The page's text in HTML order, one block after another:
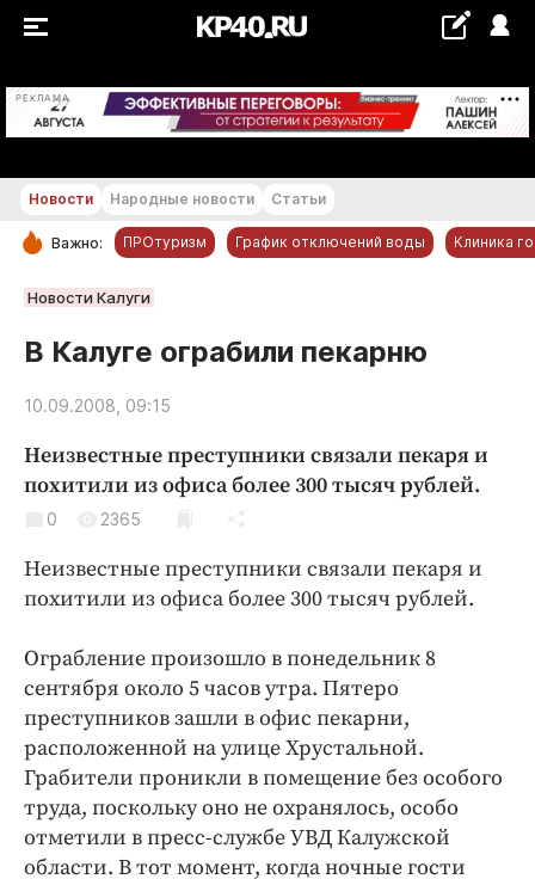
РЕКЛАМА +18...+19 °С
РУБРИКИ
Новости компаний
Статьи
Авто и транспорт
Благоустройство
Образование
Общество
Погода
Происшествия
Спорт
Экономика и бизнес
Новости Народные новости Статьи
Важно: ПРОтуризм График отключений воды Клиника
Новости Калуги
В Калуге ограбили пекарню
10.09.2008, 09:15
Неизвестные преступники связали пекаря и
похитили из офиса более 300 тысяч рублей.
0 2365
Неизвестные преступники связали пекаря и
похитили из офиса более 300 тысяч рублей.
Ограбление произошло в понедельник 8
сентября около 5 часов утра. Пятеро
преступников зашли в офис пекарни,
расположенной на улице Хрустальной.
Грабители проникли в помещение без особого
труда, поскольку оно не охранялось, особо
отметили в пресс-службе УВД Калужской
области. В тот момент, когда ночные гости